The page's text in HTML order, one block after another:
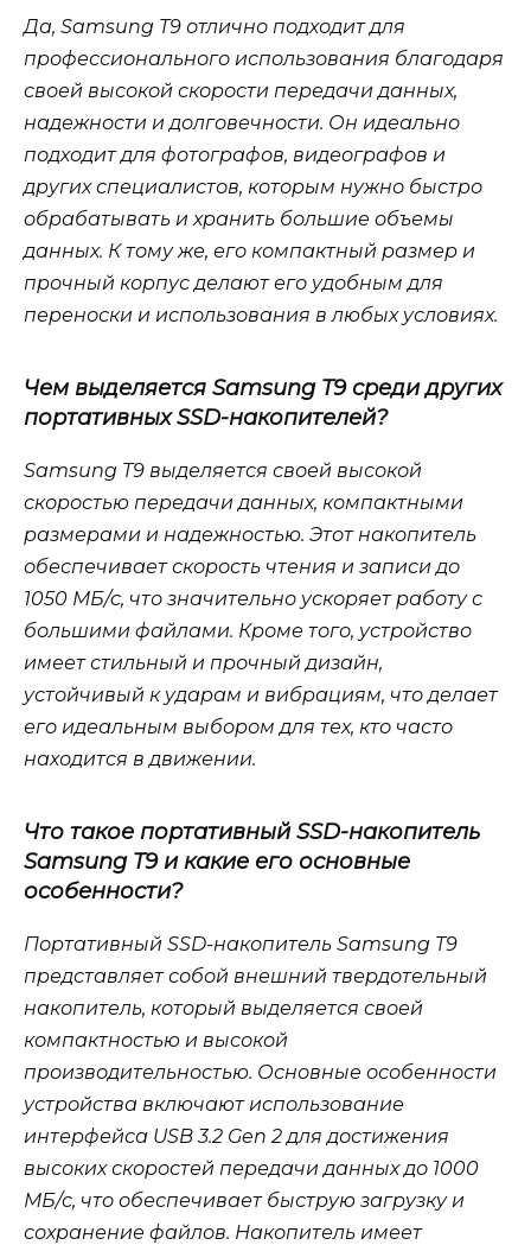
Да, Samsung T9 отлично подходит для
профессионального использования благодаря
своей высокой скорости передачи данных,
надежности и долговечности. Он идеально
подходит для фотографов, видеографов и
других специалистов, которым нужно быстро
обрабатывать и хранить большие объемы
данных. К тому же, его компактный размер и
прочный корпус делают его удобным для
переноски и использования в любых условиях.
Чем выделяется Samsung T9 среди других
портативных SSD-накопителей?
Samsung T9 выделяется своей высокой
скоростью передачи данных, компактными
размерами и надежностью. Этот накопитель
обеспечивает скорость чтения и записи до
1050 МБ/с, что значительно ускоряет работу с
большими файлами. Кроме того, устройство
имеет стильный и прочный дизайн,
устойчивый к ударам и вибрациям, что делает
его идеальным выбором для тех, кто часто
находится в движении.
Что такое портативный SSD-накопитель
Samsung T9 и какие его основные
особенности?
Портативный SSD-накопитель Samsung T9
представляет собой внешний твердотельный
накопитель, который выделяется своей
компактностью и высокой
производительностью. Основные особенности
устройства включают использование
интерфейса USB 3.2 Gen 2 для достижения
высоких скоростей передачи данных до 1000
МБ/с, что обеспечивает быструю загрузку и
сохранение файлов. Накопитель имеет